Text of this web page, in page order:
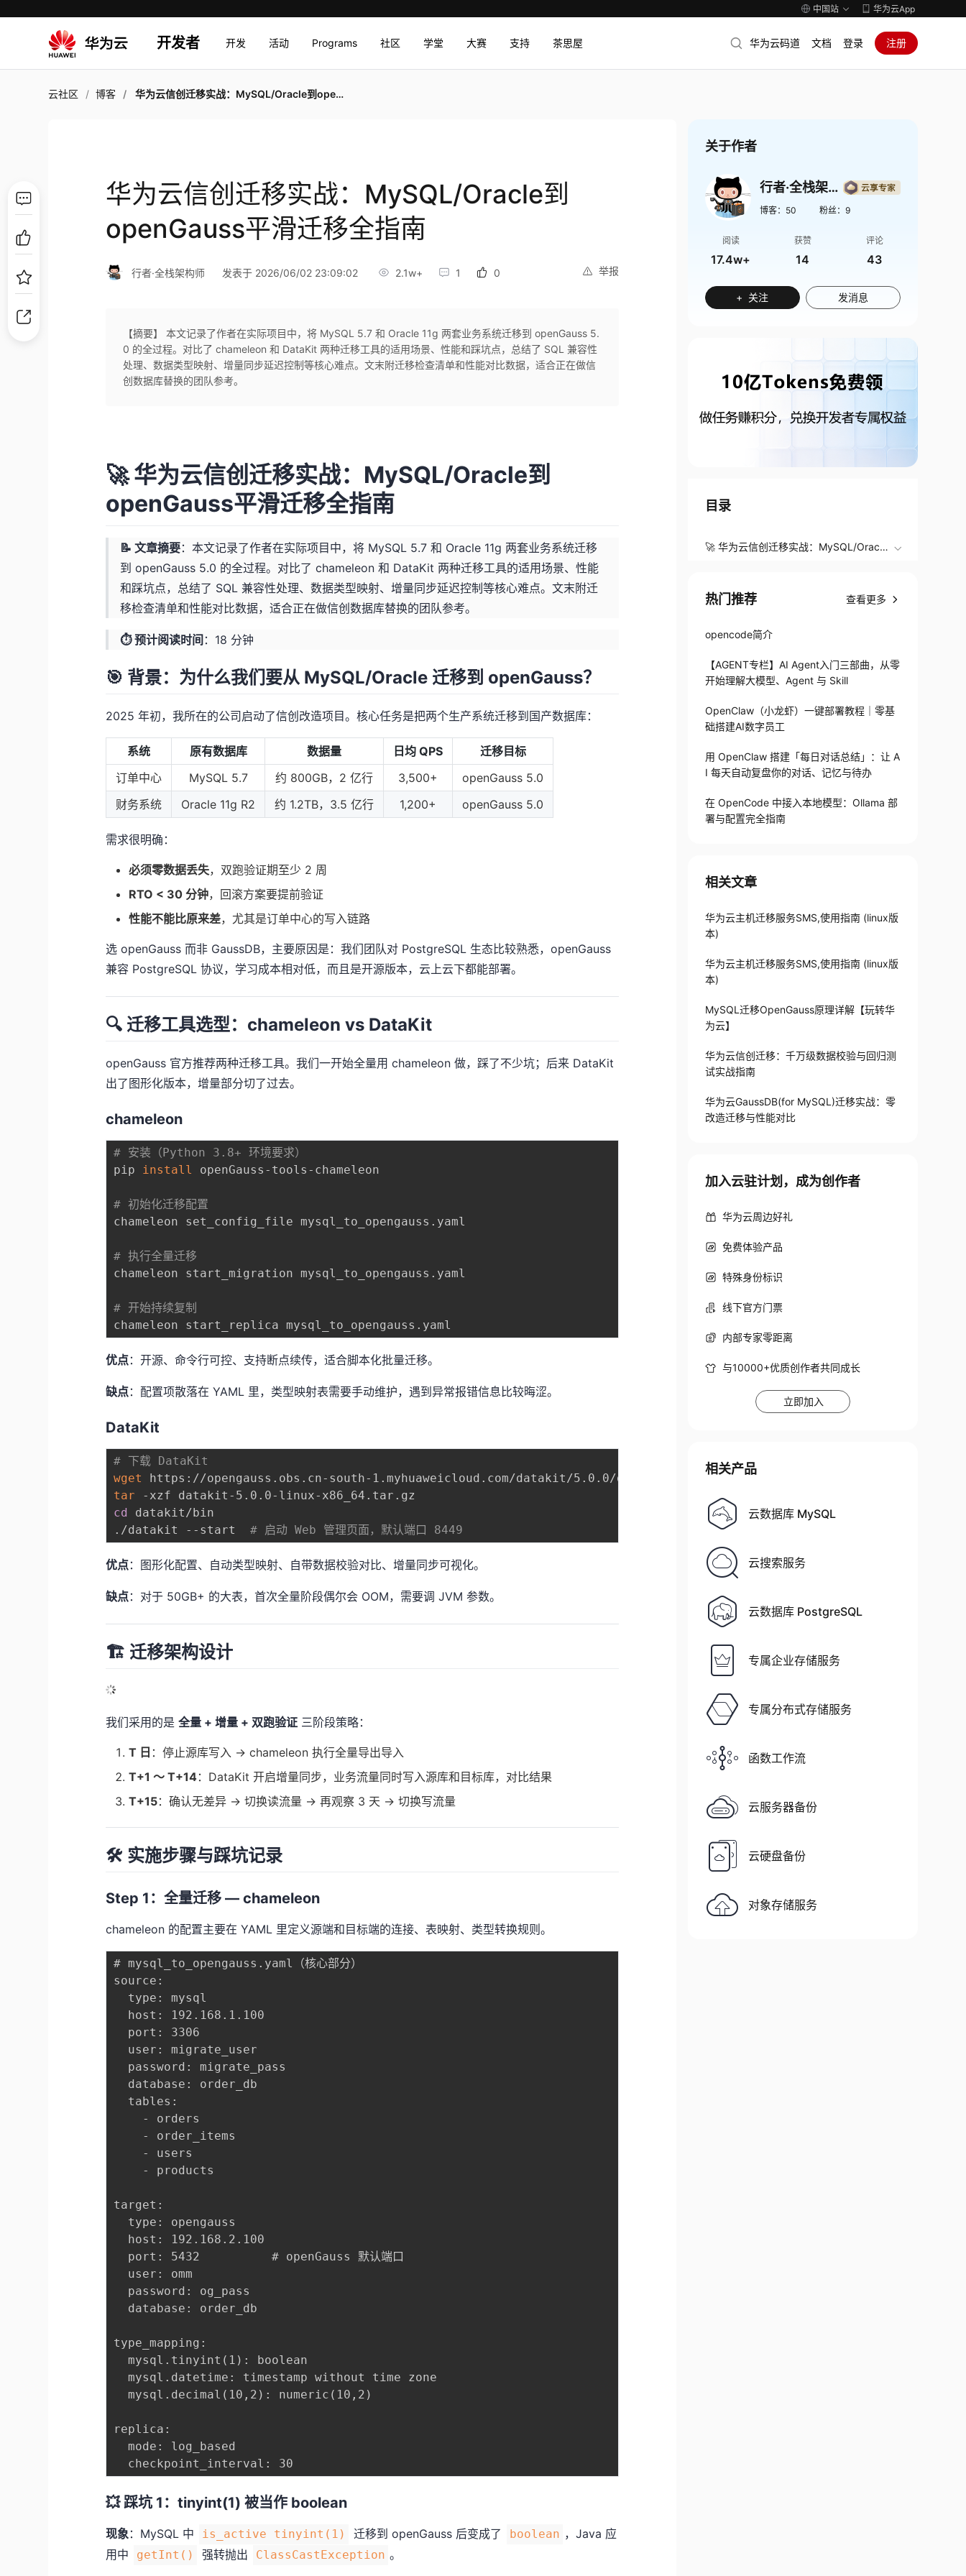
中国站 华为云App
开发者 开发 活动 Programs 社区 学堂 大赛 支持 茶思屋 华为云码道 文档 登录 注册
云社区 博客 华为云信创迁移实战：MySQL/Oracle到openGauss平滑迁移全指南
华为云信创迁移实战：MySQL/Oracle到
openGauss平滑迁移全指南
举报
行者·全栈架构师 发表于 2026/06/02 23:09:02 2.1w+ 1 0
【摘要】 本文记录了作者在实际项目中，将 MySQL 5.7 和 Oracle 11g 两套业务系统迁移到 openGauss 5.
0 的全过程。对比了 chameleon 和 DataKit 两种迁移工具的适用场景、性能和踩坑点，总结了 SQL 兼容性
处理、数据类型映射、增量同步延迟控制等核心难点。文末附迁移检查清单和性能对比数据，适合正在做信
创数据库替换的团队参考。
🚀 华为云信创迁移实战：MySQL/Oracle到
openGauss平滑迁移全指南
📝 文章摘要：本文记录了作者在实际项目中，将 MySQL 5.7 和 Oracle 11g 两套业务系统迁移
到 openGauss 5.0 的全过程。对比了 chameleon 和 DataKit 两种迁移工具的适用场景、性能
和踩坑点，总结了 SQL 兼容性处理、数据类型映射、增量同步延迟控制等核心难点。文末附迁
移检查清单和性能对比数据，适合正在做信创数据库替换的团队参考。
⏱ 预计阅读时间 ：18 分钟
🎯 背景：为什么我们要从 MySQL/Oracle 迁移到 openGauss？
2025 年初，我所在的公司启动了信创改造项目。核心任务是把两个生产系统迁移到国产数据库：
系统 原有数据库 数据量 日均 QPS
迁移目标
订单中心
MySQL 5.7 约 800GB，2 亿行 3,500+
openGauss 5.0
财务系统
Oracle 11g R2 约 1.2TB，3.5 亿行 1,200+ openGauss 5.0
需求很明确：
必须零数据丢失，双跑验证期至少 2 周
RTO < 30 分钟，回滚方案要提前验证
性能不能比原来差，尤其是订单中心的写入链路
选 openGauss 而非 GaussDB，主要原因是：我们团队对 PostgreSQL 生态比较熟悉，openGauss
兼容 PostgreSQL 协议，学习成本相对低，而且是开源版本，云上云下都能部署。
🔍 迁移工具选型：chameleon vs DataKit
openGauss 官方推荐两种迁移工具。我们一开始全量用 chameleon 做，踩了不少坑；后来 DataKit
出了图形化版本，增量部分切了过去。
chameleon
# 安装（Python 3.8+ 环境要求）
pip install openGauss-tools-chameleon
# 初始化迁移配置
chameleon set_config_file mysql_to_opengauss.yaml
# 执行全量迁移
chameleon start_migration mysql_to_opengauss.yaml
# 开始持续复制
优点：开源、命令行可控、支持断点续传，适合脚本化批量迁移。
缺点：配置项散落在 YAML 里，类型映射表需要手动维护，遇到异常报错信息比较晦涩。
DataKit
# 下载 DataKit
wget
tar
cd
datakit/bin
./datakit --start # 启动 Web 管理页面，默认端口 8449
优点：图形化配置、自动类型映射、自带数据校验对比、增量同步可视化。
缺点：对于 50GB+ 的大表，首次全量阶段偶尔会 OOM，需要调 JVM 参数。
🏗️ 迁移架构设计
我们采用的是全量 + 增量 + 双跑验证 三阶段策略：
T 日 ：停止源库写入 → chameleon 执行全量导出导入
T+1 ～ T+14：DataKit 开启增量同步，业务流量同时写入源库和目标库，对比结果
T+15：确认无差异 → 切换读流量 → 再观察 3 天 → 切换写流量
🛠️ 实施步骤与踩坑记录
Step 1：全量迁移 — chameleon
chameleon 的配置主要在 YAML 里定义源端和目标端的连接、表映射、类型转换规则。
# mysql_to_opengauss.yaml（核心部分）
source:
  type: mysql
  host: 192.168.1.100
  port: 3306
  user: migrate_user
  password: migrate_pass
  database: order_db
  tables:
    - orders
    - order_items
    - users
    - products
target:
  type: opengauss
  host: 192.168.2.100
  port: 5432          # openGauss 默认端口
  user: omm
  password: og_pass
  database: order_db
type_mapping:
  mysql.tinyint(1): boolean
  mysql.datetime: timestamp without time zone
  mysql.decimal(10,2): numeric(10,2)
replica:
  mode: log_based
💥 踩坑 1：tinyint(1) 被当作 boolean
现象：MySQL 中 is_active tinyint(1) 迁移到 openGauss 后变成了 boolean ，Java 应
用中
getInt() 强转抛出 ClassCastException 。
关于作者
行者·全栈架构师
博客： 50 粉丝： 9
阅读
17.4w+
获赞
14
评论
43
+ 关注 发消息
目录
🚀 华为云信创迁移实战：MySQL/Oracle
热门推荐 查看更多
opencode简介
【AGENT专栏】AI Agent入门三部曲，从零
开始理解大模型、Agent 与 Skill
OpenClaw（小龙虾）一键部署教程｜零基
础搭建AI数字员工
用 OpenClaw 搭建「每日对话总结」：让 A
I 每天自动复盘你的对话、记忆与待办
在 OpenCode 中接入本地模型：Ollama 部
署与配置完全指南
相关文章
华为云主机迁移服务SMS,使用指南 (linux版
本)
华为云主机迁移服务SMS,使用指南 (linux版
本)
MySQL迁移OpenGauss原理详解【玩转华
为云】
华为云信创迁移：千万级数据校验与回归测
试实战指南
华为云GaussDB(for MySQL)迁移实战：零
改造迁移与性能对比
加入云驻计划，成为创作者
华为云周边好礼
免费体验产品
特殊身份标识
线下官方门票
内部专家零距离
与10000+优质创作者共同成长
立即加入
相关产品
云数据库 MySQL
云搜索服务
云数据库 PostgreSQL
专属企业存储服务
专属分布式存储服务
函数工作流
云服务器备份
云硬盘备份
对象存储服务